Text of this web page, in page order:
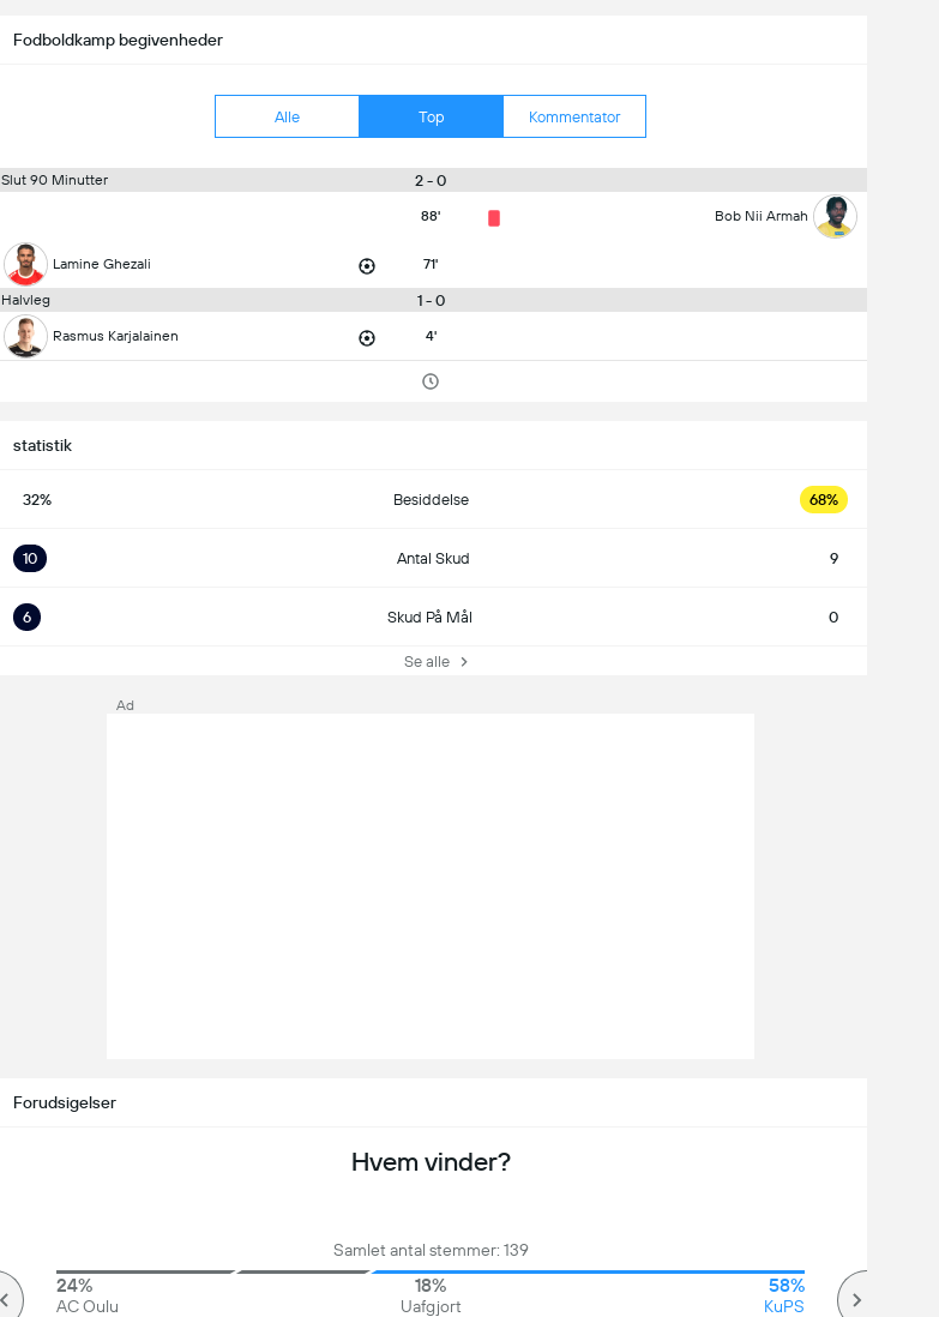
Fodboldkamp begivenheder
Alle Top Kommentator
Slut 90 Minutter 2 - 0
88' Bob Nii Armah
Lamine Ghezali 71'
Halvleg 1 - 0
Rasmus Karjalainen 4'
statistik
32% Besiddelse 68%
10 Antal Skud 9
6 Skud På Mål 0
Se alle
Forudsigelser
Hvem vinder?
Samlet antal stemmer: 139
24%
AC Oulu
18%
Uafgjort
58%
KuPS
Ad